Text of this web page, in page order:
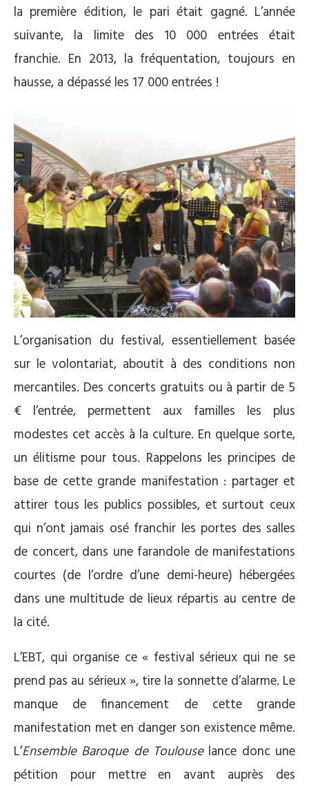
la première édition, le pari était gagné. L’année
suivante, la limite des 10 000 entrées était
franchie. En 2013, la fréquentation, toujours en
hausse, a dépassé les 17 000 entrées !
L’organisation du festival, essentiellement basée
sur le volontariat, aboutit à des conditions non
mercantiles. Des concerts gratuits ou à partir de 5
€ l’entrée, permettent aux familles les plus
modestes cet accès à la culture. En quelque sorte,
un élitisme pour tous. Rappelons les principes de
base de cette grande manifestation : partager et
attirer tous les publics possibles, et surtout ceux
qui n’ont jamais osé franchir les portes des salles
de concert, dans une farandole de manifestations
courtes (de l’ordre d’une demi-heure) hébergées
dans une multitude de lieux répartis au centre de
la cité.
L’EBT, qui organise ce « festival sérieux qui ne se
prend pas au sérieux », tire la sonnette d’alarme. Le
manque de financement de cette grande
manifestation met en danger son existence même.
L’Ensemble Baroque de Toulouselance donc une
pétition pour mettre en avant auprès des